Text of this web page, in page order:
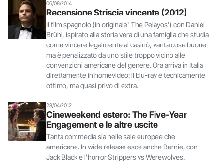
06/08/2014
Recensione Striscia vincente (2012)
Il film spagnolo (in originale' The Pelayos') con Daniel
Brühl, ispirato alla storia vera di una famiglia che studia
come vincere legalmente al casinò, vanta cose buone
ma è penalizzato da uno stile troppo vicino alle
convenzioni americane del genere. Ora arriva in Italia
direttamente in homevideo: il blu-ray è tecnicamente
ottimo, ma quasi privo di extra.
28/04/2012
Cineweekend estero: The Five-Year
Engagement e le altre uscite
Tanta commedia sia nelle sale europee che
americane. In wide release esce anche Bernie, con
Jack Black e l'horror Strippers vs Werewolves.